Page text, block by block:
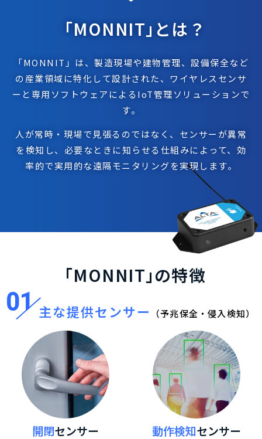
「MONNIT」とは？
「MONNIT 」 は、製造現場や建物管理、設備保全など
の産業領域に特化して設計された、 ワイヤレスセンサ
ーと専用ソフトウェアによるIoT管理ソリューションで
す。
人が常時・現場で見張るのではなく、センサーが異常
を検知し、必要なときに知らせる仕組みによって、 効
率的で実用的な遠隔モニタリングを実現します。
「MONNIT」の特徴
01 主な提供センサー （予兆保全・侵入検知）
開閉センサー 動作検知センサー